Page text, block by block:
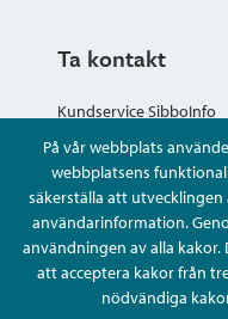
På vår webbplats
webbplatsens
säkerställa att
användarinformation.
användningen av alla
att acceptera kakor från
nödvändiga
Ta kontakt
Kundservice SibboInfo
Ge anonym respons
Ställ en fråga eller
Kontaktuppgifter